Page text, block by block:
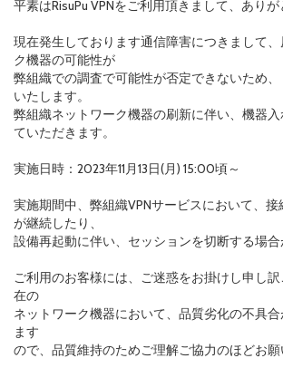
平素はRisuPu VPNをご利用頂きまして、ありが
現在発生しております通信障害につきまして
ク機器の可能性が
弊組織での調査で可能性が否定できないため
いたします。
弊組織ネットワーク機器の刷新に伴い、機器
ていただきます。
実施日時：2023年11月13日(月) 15:00頃～
実施期間中、弊組織VPNサービスにおいて、
が継続したり、
設備再起動に伴い、セッションを切断する場合
ご利用のお客様には、ご迷惑をお掛けし申し
在の
ネットワーク機器において、品質劣化の不具
ます
ので、品質維持のためご理解ご協力のほどお願